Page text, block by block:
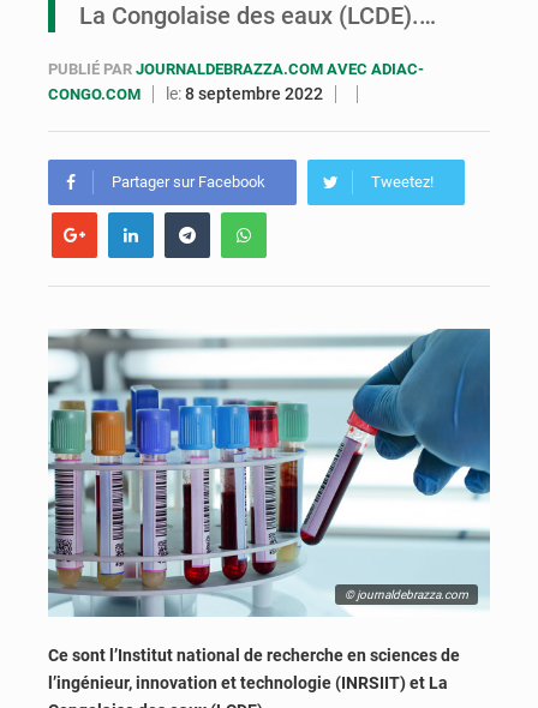
La Congolaise des eaux (LCDE).…
PUBLIÉ PAR JOURNALDEBRAZZA.COM AVEC ADIAC-
CONGO.COM
le:8 septembre 2022
Partager sur Facebook Tweetez!
© journaldebrazza.com
Ce sont l’Institut national de recherche en sciences de
l’ingénieur, innovation et technologie (INRSIIT) et La